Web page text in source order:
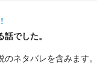
でした。
ネタバレを含みます。